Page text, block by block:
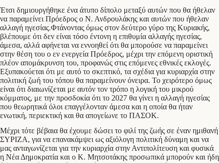
Έτσι δημιουργήθηκε ένα άτυπο δίπολο μεταξύ αυτών που θα ήθελαν
να παραμείνει Πρόεδρος ο Ν. Ανδρουλάκης και αυτών που ήθελαν
αλλαγή ηγεσίας.Φτάνοντας όμως στον δεύτερο γύρο της Κυριακής,
βλέπουμε ότι δεν είναι τόσο έντονη η επιθυμία αλλαγής ηγεσίας,
άμεσα, αλλά αφήνεται να εννοηθεί ότι θα μπορούσε να παραμείνει
στην θέση του ο εν ενεργεία Πρόεδρος, μέχρι την επόμενη οριστική
πλέον απομάκρυνση του, προφανώς στις επόμενες εθνικές εκλογές.
Εξυπακούεται ότι με αυτό το σκεπτικό, τα σχέδια για κυριαρχία στην
πολιτική ζωή του τόπου θα παραμείνουν όνειρα. Το χειρότερο όμως
είναι ότι διαιωνίζεται με αυτόν τον τρόπο η λογική του μικρού
κόμματος, με την προσδοκία ότι το 2027 θα γίνει η αλλαγή ηγεσίας
που θεωρητικά όλοι επαγγέλονταν άμεσα και η οποία θα ήταν
ενωτική, περιεκτική και θα απογείωνε το ΠΑΣΟΚ.
Μέχρι τότε βέβαια θα έχουμε δώσει το φιλί της ζωής σε έναν ημιθανή
ΣΥΡΙΖΑ, για να επανακάμψει ως αξιόλογη πολιτική δύναμη και να
μας ανταγωνίζεται για την κυριαρχία στην Αντιπολίτευση και φυσικά
η Νέα Δημοκρατία και ο Κ. Μητσοτάκης προσωπικά μπορούν και ήδη